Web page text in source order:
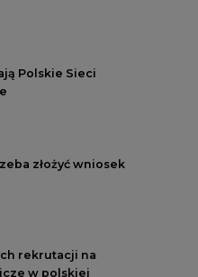
Polskie Sieci
złożyć wniosek
rekrutacji na
w polskiej